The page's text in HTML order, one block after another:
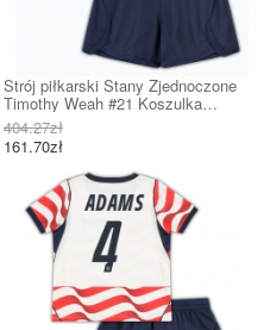
Strój piłkarski Stany Zjednoczone
Timothy Weah #21 Koszulka
Podstawowej dziecięce MŚ 2026
Krótki Rękaw (+ Krótkie spodenki)
404.27zł
161.70zł